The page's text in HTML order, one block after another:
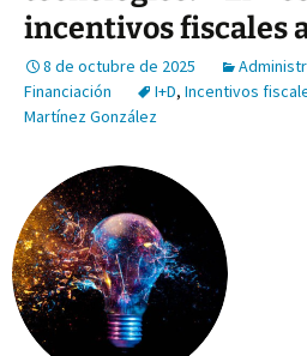
incentivos fiscales
8 de octubre de 2025
Financiación
I+D, Incentivos
Martínez González